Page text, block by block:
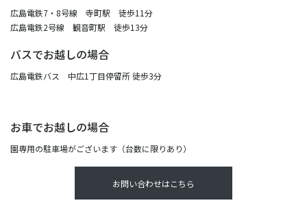
広島電鉄7・8号線 寺町駅 徒歩11分
広島電鉄2号線 観音町駅 徒歩13分
バスでお越しの場合
広島電鉄バス 中広1丁目停留所 徒歩3分
お車でお越しの場合
園専用の駐車場がございます（台数に限りあり）
お問い合わせはこちら